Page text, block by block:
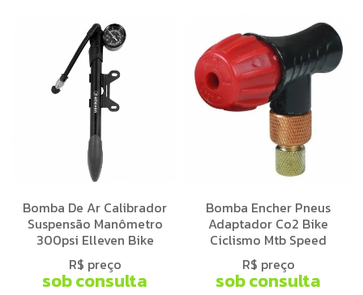
Bomba De Ar Calibrador
Suspensão Manômetro
300psi Elleven Bike
R$ preço
sob consulta
Bomba Encher Pneus
Adaptador Co2 Bike
Ciclismo Mtb Speed
R$ preço
sob consulta